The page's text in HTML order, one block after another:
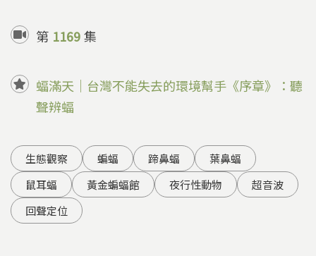
第 1169集
蝠滿天｜台灣不能失去的環境幫手《序章》：聽
聲辨蝠
生態觀察 蝙蝠 蹄鼻蝠
葉鼻蝠
鼠耳蝠
黃金蝙蝠館 夜行性動物
超音波
回聲定位